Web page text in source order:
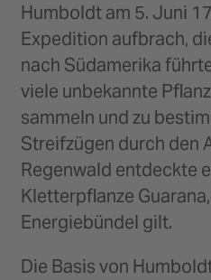
Humboldt am 5. Juni
Expedition aufbrach,
nach Südamerika
viele unbekannte
sammeln und zu
Streifzügen durch den
Regenwald entdeckte
Kletterpflanze
Energiebündel gilt.
Die Basis von